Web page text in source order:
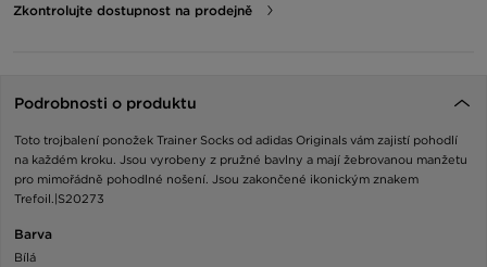
Zkontrolujte dostupnost na prodejně
Podrobnosti o produktu
Toto trojbalení ponožek Trainer Socks od adidas Originals vám zajistí pohodlí
na každém kroku. Jsou vyrobeny z pružné bavlny a mají žebrovanou manžetu
pro mimořádně pohodlné nošení. Jsou zakončené ikonickým znakem
Trefoil.|S20273
Barva
Bílá